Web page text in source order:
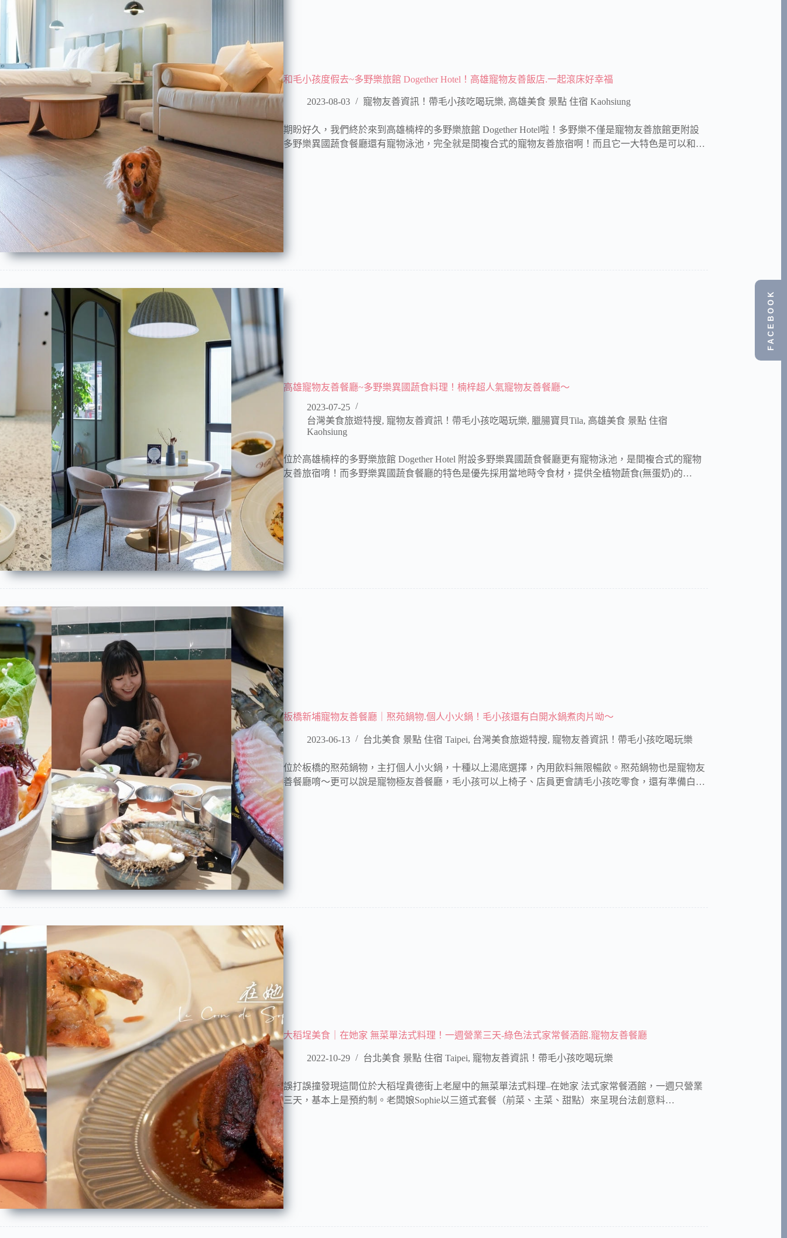
和毛小孩度假去~多野樂旅館 Dogether Hotel！高雄寵物友善飯店.一起滾床好幸福
2023-08-03 寵物友善資訊！帶毛小孩吃喝玩樂, 高雄美食 景點 住宿 Kaohsiung
期盼好久，我們終於來到高雄楠梓的多野樂旅館 Dogether Hotel啦！多野樂不僅是寵物友善旅館更附設
多野樂異國蔬食餐廳還有寵物泳池，完全就是間複合式的寵物友善旅宿啊！而且它一大特色是可以和…
高雄寵物友善餐廳~多野樂異國蔬食料理！楠梓超人氣寵物友善餐廳～
2023-07-25
台灣美食旅遊特搜, 寵物友善資訊！帶毛小孩吃喝玩樂, 臘腸寶貝Tila, 高雄美食 景點 住宿
Kaohsiung
位於高雄楠梓的多野樂旅館 Dogether Hotel 附設多野樂異國蔬食餐廳更有寵物泳池，是間複合式的寵物
友善旅宿唷！而多野樂異國蔬食餐廳的特色是優先採用當地時令食材，提供全植物蔬食(無蛋奶)的…
板橋新埔寵物友善餐廳｜焣苑鍋物.個人小火鍋！毛小孩還有白開水鍋煮肉片呦～
2023-06-13 台北美食 景點 住宿 Taipei, 台灣美食旅遊特搜, 寵物友善資訊！帶毛小孩吃喝玩樂
位於板橋的焣苑鍋物，主打個人小火鍋，十種以上湯底選擇，內用飲料無限暢飲。焣苑鍋物也是寵物友
善餐廳唷～更可以說是寵物極友善餐廳，毛小孩可以上椅子、店員更會請毛小孩吃零食，還有準備白…
大稻埕美食｜在她家 無菜單法式料理！一週營業三天-綠色法式家常餐酒館.寵物友善餐廳
2022-10-29 台北美食 景點 住宿 Taipei, 寵物友善資訊！帶毛小孩吃喝玩樂
誤打誤撞發現這間位於大稻埕貴德街上老屋中的無菜單法式料理–在她家 法式家常餐酒館，一週只營業
三天，基本上是預約制。老闆娘Sophie以三道式套餐（前菜、主菜、甜點）來呈現台法創意料…
FACEBOOK